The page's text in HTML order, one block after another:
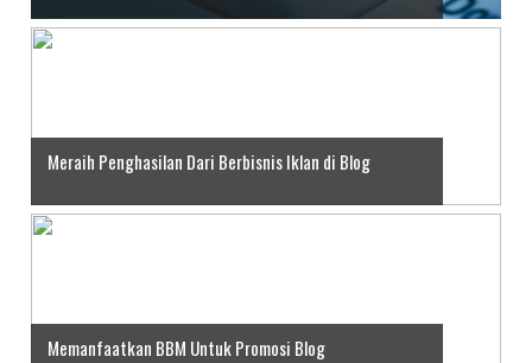
Meraih Penghasilan Dari Berbisnis Iklan di Blog
Memanfaatkan BBM Untuk Promosi Blog